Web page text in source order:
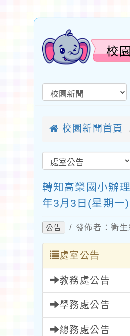
校
校園新聞首頁
轉知高榮國小辦
年3月3日(星期一
公告 / 發佈者：衛
處室公告
教務處公告
學務處公告
總務處公告